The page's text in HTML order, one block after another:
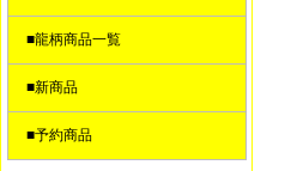
■龍柄商品一覧
■新商品
■予約商品